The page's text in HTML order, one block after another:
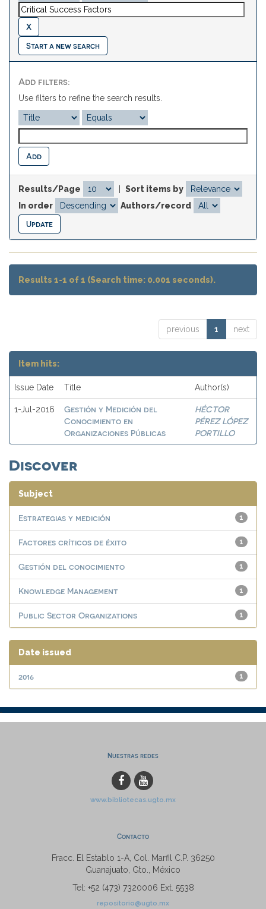
Start a new search
Add filters:
Use filters to refine the search results.
Results/Page
Sort items by
In order
Authors/record
Results 1-1 of 1 (Search time: 0.001 seconds).
previous 1 next
Item hits:
Issue Date Title Author(s)
1-Jul-2016
Gestión y Medición del
Conocimiento en
Organizaciones Públicas
HÉCTOR
PÉREZ LÓPEZ
PORTILLO
Discover
Subject
1
Estrategias y medición
1
Factores críticos de éxito
1
Gestión del conocimiento
1
Knowledge Management
1
Public Sector Organizations
Date issued
1
2016
Nuestras redes
www.bibliotecas.ugto.mx
Contacto
Fracc. El Establo 1-A, Col. Marfil C.P. 36250
Guanajuato, Gto., México
Tel: +52 (473) 7320006 Ext. 5538
repositorio@ugto.mx